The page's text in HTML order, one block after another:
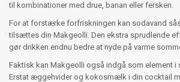
til kombinationer med drue, banan eller fersken.
For at forstærke forfriskningen kan sodavand
tilsættes din Makgeolli. Den ekstra sprudlende
gør drikken endnu bedre at nyde på varme
Faktisk kan Makgeolli også indgå som element
Erstat æggehvider og kokosmælk i din cocktail